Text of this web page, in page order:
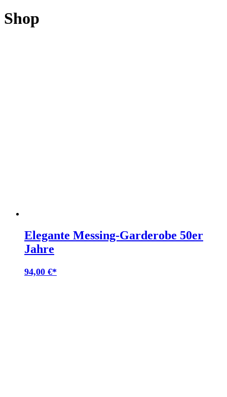
Shop
Elegante Messing-Garderobe 50er
Jahre
94,00 €